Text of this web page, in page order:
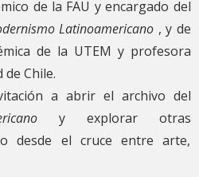
de la FAU y encargado del
Latinoamericano , y de
de la UTEM y profesora
Chile.
a abrir el archivo del
y explorar otras
desde el cruce entre arte,